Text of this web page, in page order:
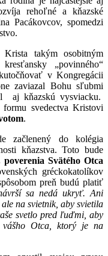
rehoľné a kňazské
Pacákovcov, spomedzi
takým osobitným
„povinného“
v Kongregácii
zaviazal Bohu sľubmi
aj kňazskú vysviacku.
svedectva Kristovi
.
začlenený do kolégia
kňazstva. Toto bude
poverenia Svätého Otca
gréckokatolíkov
preň budú platiť
sa nedá ukryť. Ani
na svietnik, aby svietila
svetlo pred ľuďmi, aby
Otca, ktorý je na